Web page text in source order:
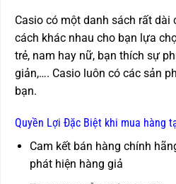
Casio có một danh sách rất dài
cách khác nhau cho bạn lựa
trẻ, nam hay nữ, bạn thích sự
giản,…. Casio luôn có các sản
bạn.
Quyền Lợi Đặc Biệt khi mua hàng
Cam kết bán hàng chính
phát hiện hàng giả